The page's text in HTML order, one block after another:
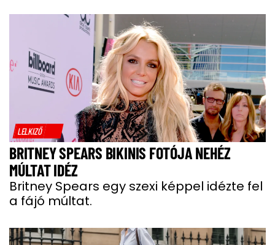
LELKIZŐ
BRITNEY SPEARS BIKINIS FOTÓJA NEHÉZ
MÚLTAT IDÉZ
Britney Spears egy szexi képpel idézte fel
a fájó múltat.